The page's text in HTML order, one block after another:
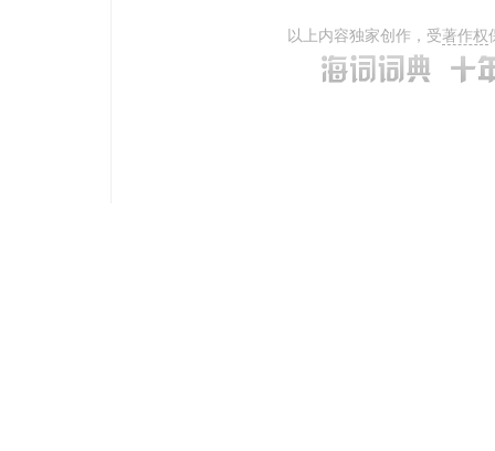
以上内容独家创作，受著作权